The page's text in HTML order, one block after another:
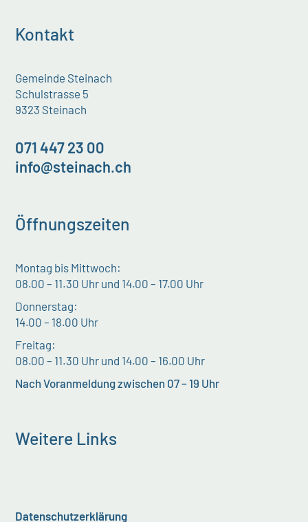
Kontakt
Gemeinde Steinach
Schulstrasse 5
9323 Steinach
071 447 23 00
info@steinach.ch
Öffnungszeiten
Montag bis Mittwoch:
08.00 – 11.30 Uhr und 14.00 – 17.00 Uhr
Donnerstag:
14.00 – 18.00 Uhr
Freitag:
08.00 – 11.30 Uhr und 14.00 – 16.00 Uhr
Nach Voranmeldung zwischen 07 – 19 Uhr
Weitere Links
Datenschutzerklärung